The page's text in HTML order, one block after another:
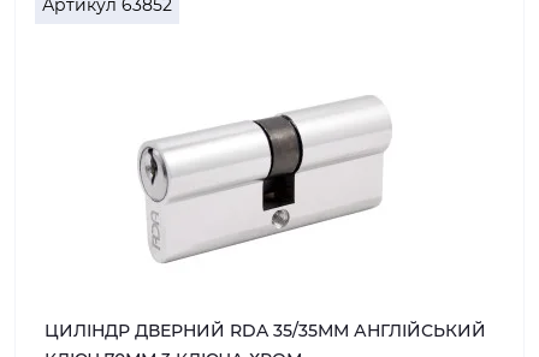
Артикул 63852
ЦИЛІНДР ДВЕРНИЙ RDA 35/35ММ АНГЛІЙСЬКИЙ